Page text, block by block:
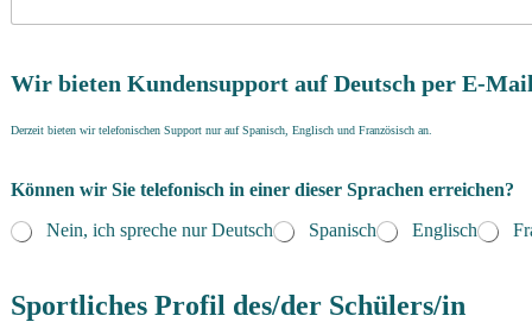
Wir bieten Kundensupport auf Deutsch per E-
Derzeit bieten wir telefonischen Support nur auf Spanisch, Englisch und Französisch an.
Können wir Sie telefonisch in einer dieser Sprachen erreichen?
Nein, ich spreche nur Deutsch
Spanisch Englisch
Sportliches Profil des/der Schülers/in